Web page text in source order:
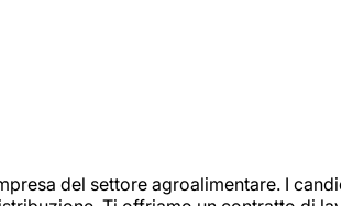
del settore agroalimentare. I